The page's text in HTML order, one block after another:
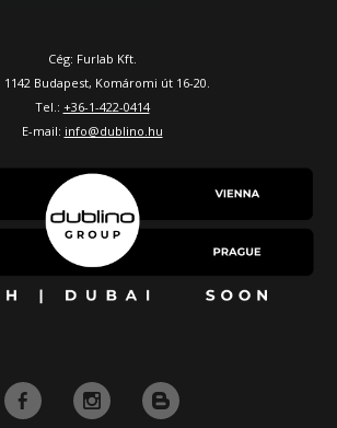
Cég: Furlab Kft.
1142 Budapest, Komáromi út 16-20.
Tel.: +36-1-422-0414
E-mail: info@dublino.hu